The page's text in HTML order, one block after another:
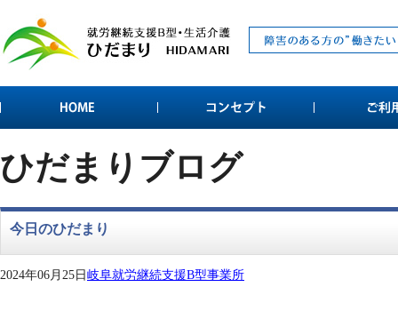
ひだまりブログ
今日のひだまり
2024年06月25日岐阜就労継続支援B型事業所